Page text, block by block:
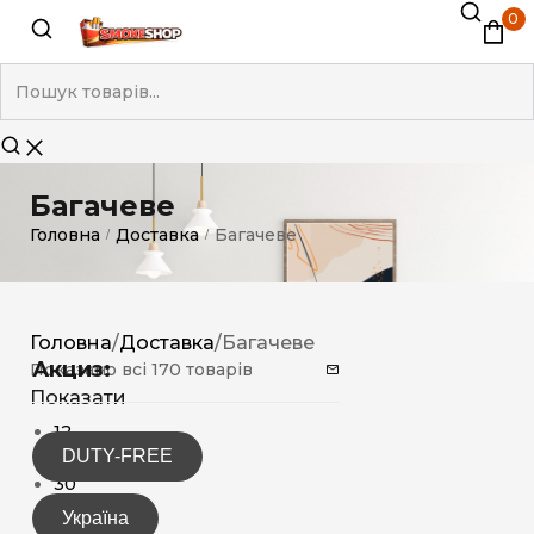
0
Багачеве
Головна / Доставка / Багачеве
Акциз:
DUTY-FREE
Україна
Головна/Доставка/Багачеве
Показано всі 170 товарів
Показати
12
15
30